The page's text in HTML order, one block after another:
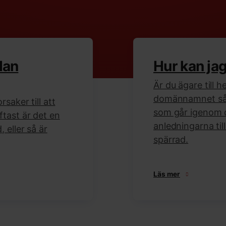
till att
är det en
eller så är
Hur kan
Är du ägare till
domännamnet
som går igenom
anledningarna
spärrad.
Läs mer